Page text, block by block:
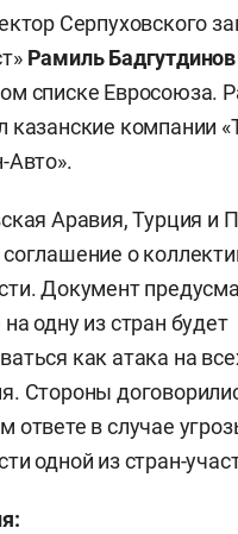
Серпуховского
Рамиль Бадгутдинов
списке Евросоюза.
казанские компании
Авто».
Аравия, Турция и
соглашение о
Документ
одну из стран будет
как атака на
Стороны
ответе в случае
одной из стран-